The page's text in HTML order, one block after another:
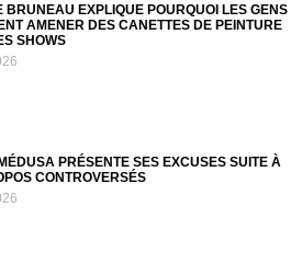
BRUNEAU EXPLIQUE POURQUOI LES GENS
AMENER DES CANETTES DE PEINTURE
SHOWS
PRÉSENTE SES EXCUSES SUITE À
CONTROVERSÉS